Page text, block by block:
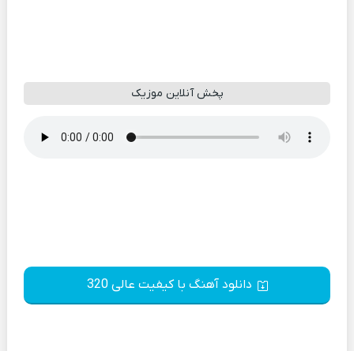
پخش آنلاین موزیک
دانلود آهنگ با کیفیت عالی 320